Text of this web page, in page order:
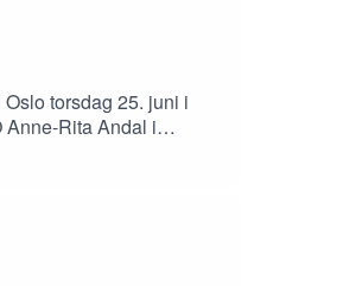
torsdag 25. juni i
Rita Andal i
moderat vekst i
(AUF)Ordstyrer